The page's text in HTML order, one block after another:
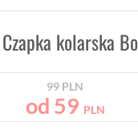
Czapka kolarska
99 PLN
od 59 PLN